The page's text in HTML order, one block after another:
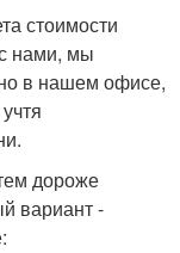
стоимости
нами, мы
в нашем офисе,
дороже
вариант -